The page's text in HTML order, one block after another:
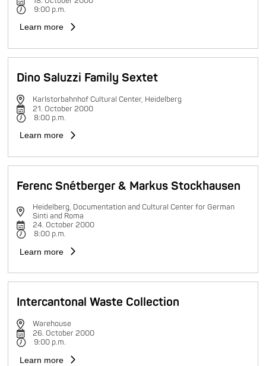
9:00 p.m.
Learn more
Dino Saluzzi Family Sextet
Karlstorbahnhof Cultural Center, Heidelberg
21. October 2000
8:00 p.m.
Learn more
Ferenc Snétberger & Markus Stockhausen
Heidelberg, Documentation and Cultural Center for German
Sinti and Roma
24. October 2000
8:00 p.m.
Learn more
Intercantonal Waste Collection
Warehouse
26. October 2000
9:00 p.m.
Learn more